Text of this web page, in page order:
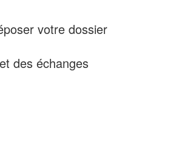
votre dossier
des échanges